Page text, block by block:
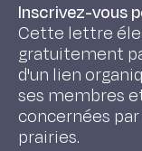
Inscrivez-vous
Cette lettre
gratuitement
d'un lien
ses membres
concernées
prairies.